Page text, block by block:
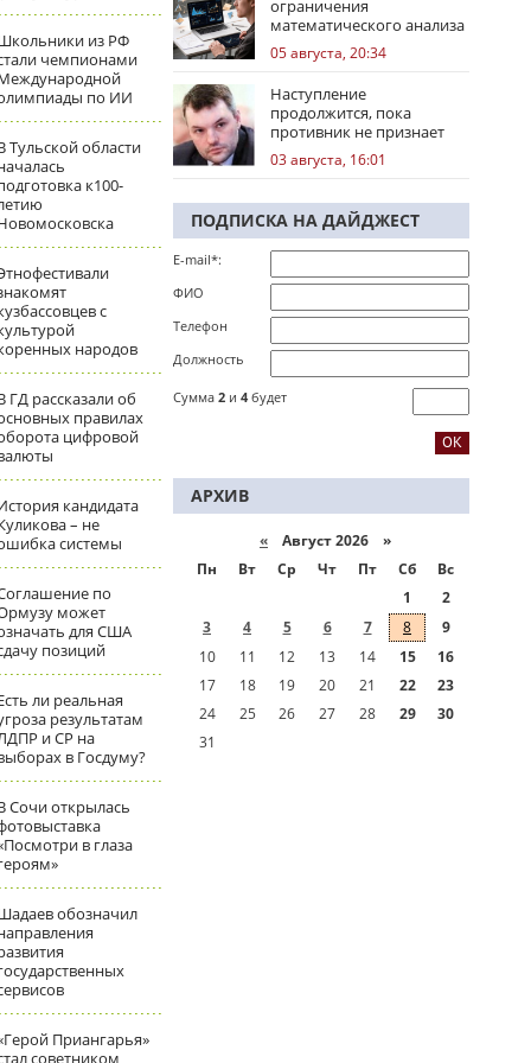
из РФ
чемпионами
по ИИ
Тульской области
к100-
с
народов
ГД рассказали об
правилах
цифровой
кандидата
– не
системы
по
может
для США
позиций
ли реальная
результатам
и СР на
в Госдуму?
Сочи открылась
в глаза
обозначил
Приангарья»
советником
ограничения
математического анализа
избирательных кампаний
05 августа, 20:34
Наступление
продолжится, пока
противник не признает
стратегическое
поражение
03 августа, 16:01
ПОДПИСКА НА ДАЙДЖЕСТ
E-mail*:
ФИО
Телефон
Должность
Сумма 2 и 4 будет
АРХИВ
« Август 2026 »
Пн
Вт Ср Чт Пт Сб
Вс
1
2
3
4 5 6 7 8
9
10
11 12 13 14 15
16
17
18 19 20 21 22
23
24
25 26 27 28 29
30
31